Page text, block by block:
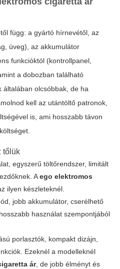
függ: a gyártó hírnevétől, az
üveg), az akkumulátor
funkcióktól (kontrollpanel,
a dobozban található
általában olcsóbbak, de ha
kell az utántöltő patronok,
is, ami hosszabb távon
tőlük
egyszerű töltőrendszer, limitált
Aego elektromos
ilyen készleteknél.
jobb akkumulátor, cserélhető
használat szempontjából
porlasztók, kompakt dizájn,
Ezeknél a modelleknél
ár, de jobb élményt és